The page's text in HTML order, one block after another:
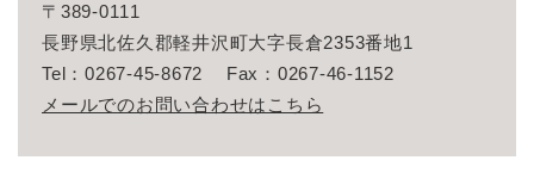
〒389-0111
長野県北佐久郡軽井沢町大字長倉2353番地1
Tel：0267-45-8672
Fax：0267-46-1152
メールでのお問い合わせはこちら